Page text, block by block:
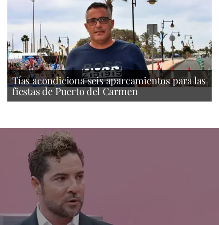
Tías acondiciona seis aparcamientos para las
fiestas de Puerto del Carmen